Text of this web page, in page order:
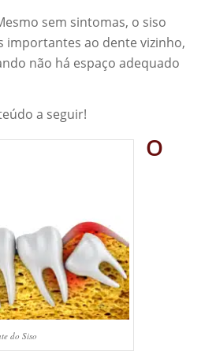
sem sintomas, o siso
importantes ao dente vizinho,
não há espaço adequado
a seguir!
do Siso
O